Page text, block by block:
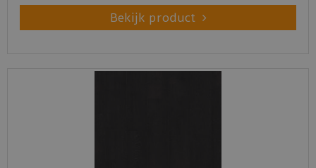
Bekijk product